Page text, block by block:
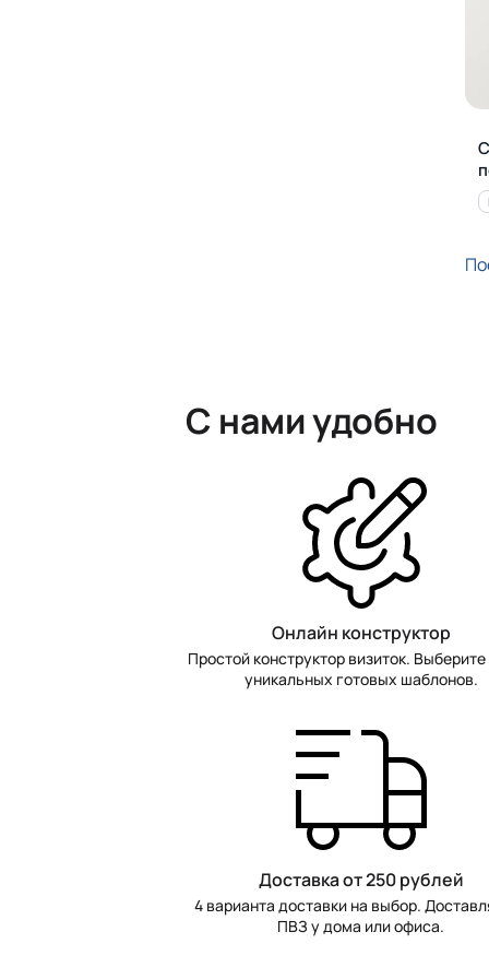
С нами удобно
Онлайн конструктор
Простой конструктор визиток. Выберите
уникальных готовых шаблонов.
Доставка от 250 рублей
4 варианта доставки на выбор.
ПВЗ у дома или офиса.